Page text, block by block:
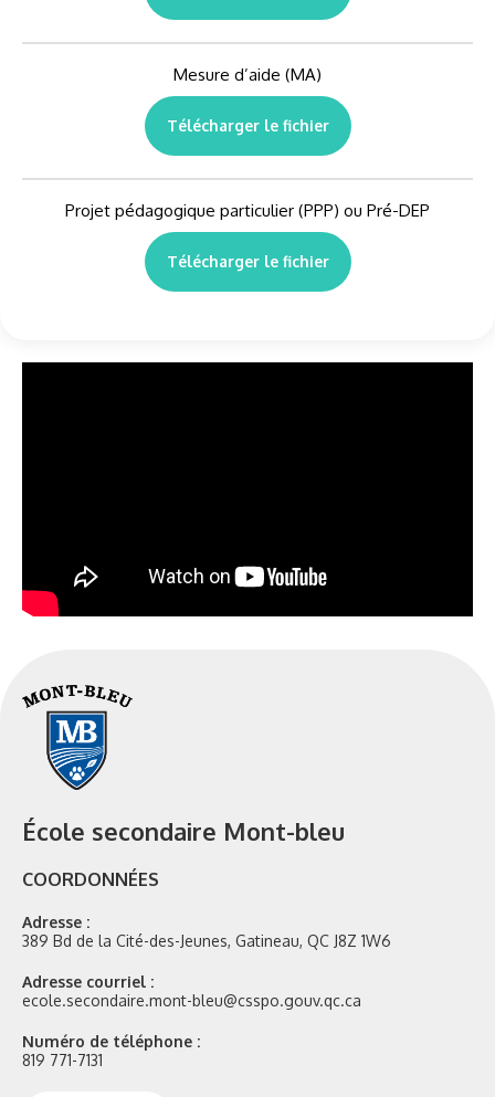
Mesure d’aide (MA)
Télécharger le fichier
Projet pédagogique particulier (PPP) ou Pré-DEP
Télécharger le fichier
École secondaire Mont-bleu
COORDONNÉES
Adresse :
389 Bd de la Cité-des-Jeunes, Gatineau, QC J8Z 1W6
Adresse courriel :
ecole.secondaire.mont-bleu@csspo.gouv.qc.ca
Numéro de téléphone :
819 771-7131